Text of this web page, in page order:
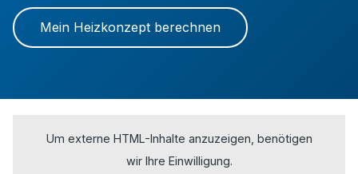
Mein Heizkonzept berechnen
Um externe HTML-Inhalte anzuzeigen, benötigen
wir Ihre Einwilligung.